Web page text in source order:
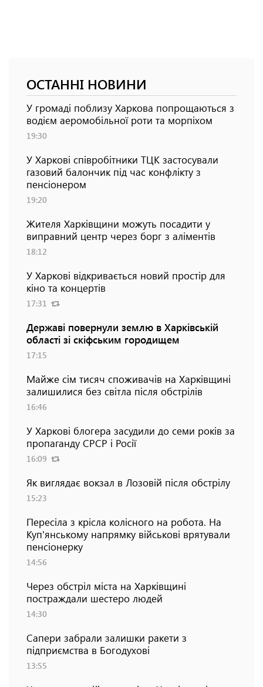
ОСТАННІ НОВИНИ
У громаді поблизу Харкова попрощаються з
водієм аеромобільної роти та морпіхом
19:30
У Харкові співробітники ТЦК застосували
газовий балончик під час конфлікту з
пенсіонером
19:20
Жителя Харківщини можуть посадити у
виправний центр через борг з аліментів
18:12
У Харкові відкривається новий простір для
кіно та концертів
17:31
Державі повернули землю в Харківській
області зі скіфським городищем
17:15
Майже сім тисяч споживачів на Харківщині
залишилися без світла після обстрілів
16:46
У Харкові блогера засудили до семи років за
пропаганду СРСР і Росії
16:09
Як виглядає вокзал в Лозовій після обстрілу
15:23
Пересіла з крісла колісного на робота. На
Куп'янському напрямку військові врятували
пенсіонерку
14:56
Через обстріл міста на Харківщині
постраждали шестеро людей
14:30
Сапери забрали залишки ракети з
підприємства в Богодухові
13:55